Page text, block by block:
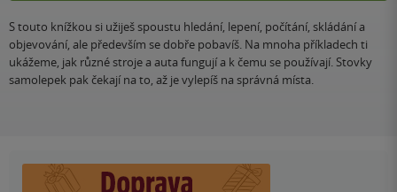
S touto knížkou si užiješ spoustu hledání, lepení, počítání, skládání a
objevování, ale především se dobře pobavíš. Na mnoha příkladech ti
ukážeme, jak různé stroje a auta fungují a k čemu se používají. Stovky
samolepek pak čekají na to, až je vylepíš na správná místa.